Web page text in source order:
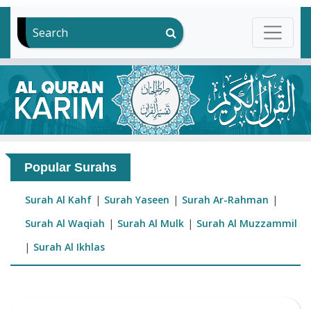
Search
Popular Surahs
Surah Al Kahf | Surah Yaseen | Surah Ar-Rahman |
Surah Al Waqiah | Surah Al Mulk | Surah Al Muzzammil
| Surah Al Ikhlas